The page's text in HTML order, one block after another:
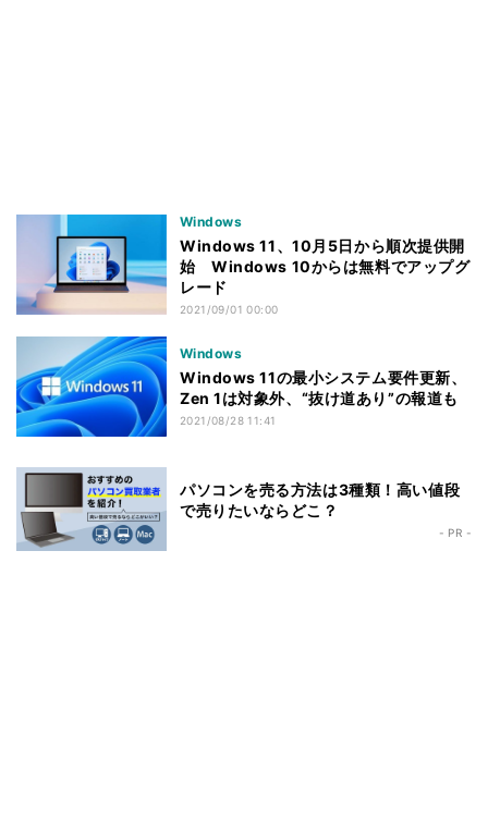
Windows
Windows 11、10月5日から順次提供開
始 Windows 10からは無料でアップグ
レード
2021/09/01 00:00
Windows
Windows 11の最小システム要件更新、
Zen 1は対象外、“抜け道あり”の報道も
2021/08/28 11:41
パソコンを売る方法は3種類！高い値段
で売りたいならどこ？
- PR -